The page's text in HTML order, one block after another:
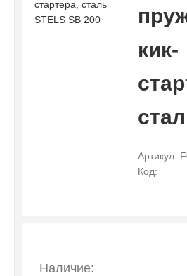
кик-
Артикул:
Код:
Наличие: